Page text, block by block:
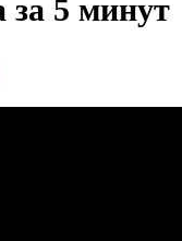
за 5 минут